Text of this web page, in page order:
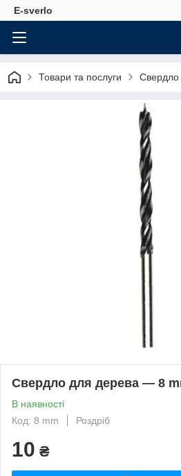
E-sverlo
Товари та послуги Свердло
Свердло для дерева — 8
В наявності
Код: 8 mm
Роздріб
10 ₴